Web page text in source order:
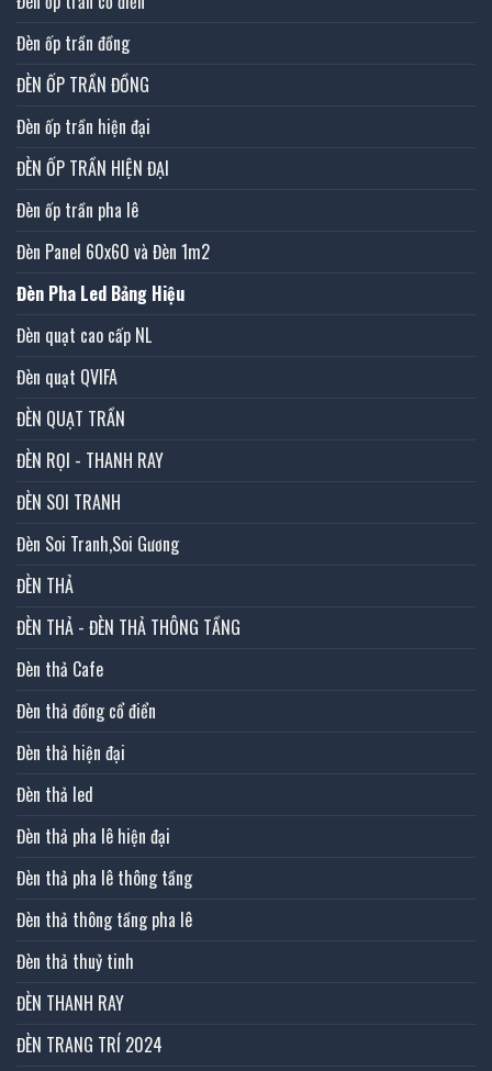
Đèn ốp trần đồng
ĐÈN ỐP TRẦN ĐỒNG
Đèn ốp trần hiện đại
ĐÈN ỐP TRẦN HIỆN ĐẠI
Đèn ốp trần pha lê
Đèn Panel 60x60 và Đèn 1m2
Đèn Pha Led Bảng Hiệu
Đèn quạt cao cấp NL
Đèn quạt QVIFA
ĐÈN QUẠT TRẦN
ĐÈN RỌI - THANH RAY
ĐÈN SOI TRANH
Đèn Soi Tranh,Soi Gương
ĐÈN THẢ
ĐÈN THẢ - ĐÈN THẢ THÔNG TẦNG
Đèn thả Cafe
Đèn thả đồng cổ điển
Đèn thả hiện đại
Đèn thả led
Đèn thả pha lê hiện đại
Đèn thả pha lê thông tầng
Đèn thả thông tầng pha lê
Đèn thả thuỷ tinh
ĐÈN THANH RAY
ĐÈN TRANG TRÍ 2024